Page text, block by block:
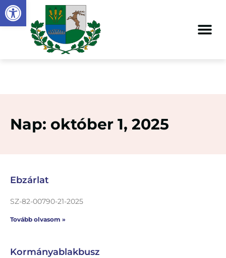
Eszköztár megnyitása
Nap: október 1, 2025
Ebzárlat
SZ-82-00790-21-2025
Tovább olvasom »
Kormányablakbusz